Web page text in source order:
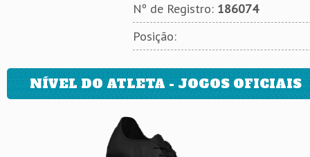
Nº de Registro: 186074
Posição:
NÍVEL DO ATLETA - JOGOS OFICIAIS